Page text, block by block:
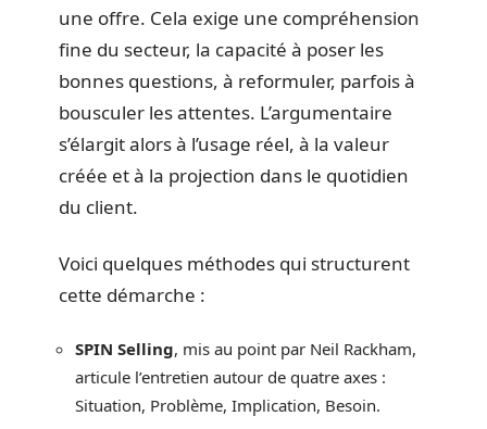
une offre. Cela exige une compréhension
fine du secteur, la capacité à poser les
bonnes questions, à reformuler, parfois à
bousculer les attentes. L’argumentaire
s’élargit alors à l’usage réel, à la valeur
créée et à la projection dans le quotidien
du client.
Voici quelques méthodes qui structurent
cette démarche :
SPIN Selling, mis au point par Neil Rackham,
articule l’entretien autour de quatre axes :
Situation, Problème, Implication, Besoin.